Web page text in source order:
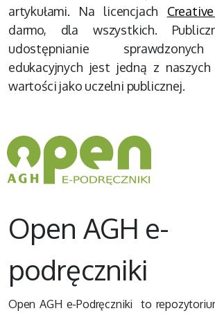
celów mogą one służyć w
sektorze edukacji?
Zapraszamy na webinar,
trakcie którego nasz gość
Andrzej Brodzicki z
Centrum Doskonałości
Sztucznej Inteligencji AGH
zastosowania głównie w
edukacji, choć pojawi się tu
również wątek medyczny i
motoryzacyjny.
(Competences for
Teaching & Institutional
artykułami. Na licencjach
darmo, dla wszystkich.
udostępnianie
edukacyjnych jest jedną z
wartości jako uczelni publicznej.
Open AGH e-
podręczniki
Open AGH e-Podręczniki to